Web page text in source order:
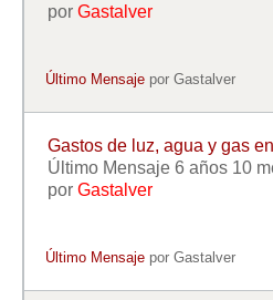
por Gastalver
Último Mensaje porGastalver
Gastos de luz, agua y gas
Último Mensaje 6 años 10
por Gastalver
Último Mensaje porGastalver